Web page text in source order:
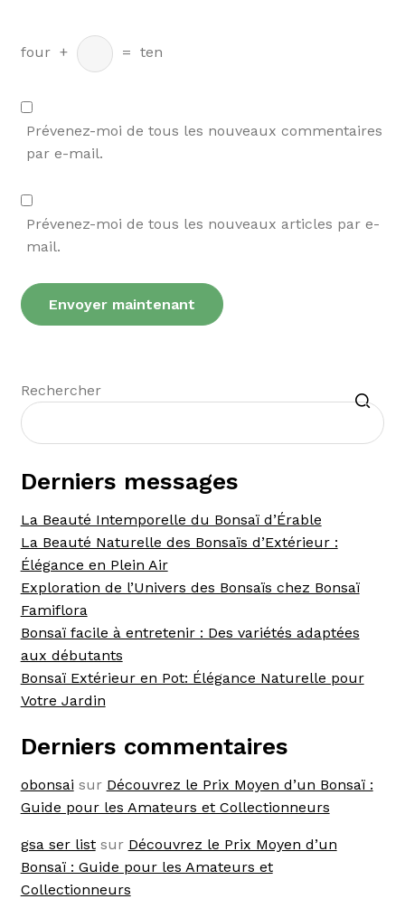
four + = ten
Prévenez-moi de tous les nouveaux commentaires
par e-mail.
Prévenez-moi de tous les nouveaux articles par e-
mail.
Rechercher
Recherche
Derniers messages
La Beauté Intemporelle du Bonsaï d’Érable
La Beauté Naturelle des Bonsaïs d’Extérieur :
Élégance en Plein Air
Exploration de l’Univers des Bonsaïs chez Bonsaï
Famiflora
Bonsaï facile à entretenir : Des variétés adaptées
aux débutants
Bonsaï Extérieur en Pot: Élégance Naturelle pour
Votre Jardin
Derniers commentaires
obonsai sur Découvrez le Prix Moyen d’un Bonsaï :
Guide pour les Amateurs et Collectionneurs
gsa ser listsur Découvrez le Prix Moyen d’un
Bonsaï : Guide pour les Amateurs et
Collectionneurs